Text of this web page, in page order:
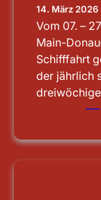
14. März 2026
Vom 07. –
Main-
Schifffahrt
der jährlich